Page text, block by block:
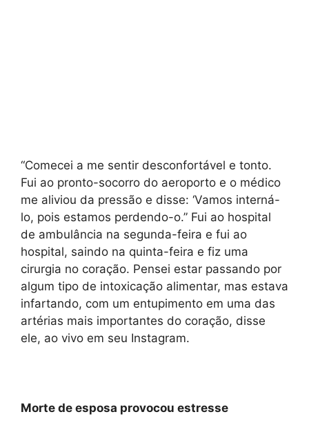
“Comecei a me sentir desconfortável e tonto.
Fui ao pronto-socorro do aeroporto e o médico
me aliviou da pressão e disse: ‘Vamos interná-
lo, pois estamos perdendo-o.” Fui ao hospital
de ambulância na segunda-feira e fui ao
hospital, saindo na quinta-feira e fiz uma
cirurgia no coração. Pensei estar passando por
algum tipo de intoxicação alimentar, mas estava
infartando, com um entupimento em uma das
artérias mais importantes do coração, disse
ele, ao vivo em seu Instagram.
Morte de esposa provocou estresse